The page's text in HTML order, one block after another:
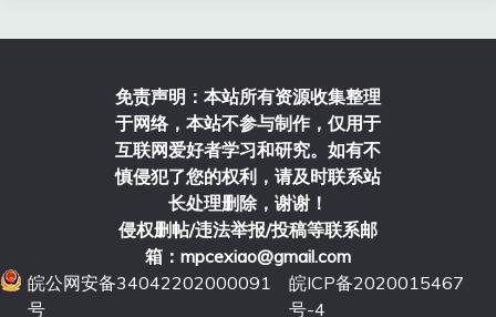
免责声明：本站所有资源收集整理
于网络，本站不参与制作，仅用于
互联网爱好者学习和研究。如有不
慎侵犯了您的权利，请及时联系站
长处理删除，谢谢！
侵权删帖/违法举报/投稿等联系邮
箱：mpcexiao@gmail.com
皖公网安备34042202000091
号
皖ICP备2020015467
号-4